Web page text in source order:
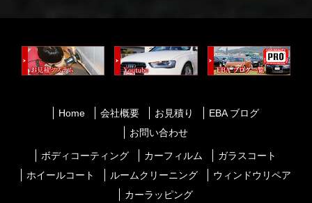
Home 会社概要 お見積り
EBA ブログ
お問い合わせ
ボディコーティング カーフィルム
ガラスコート
ホイールコート
ルームクリーニング
ウィンドウリペア
カーラッピング